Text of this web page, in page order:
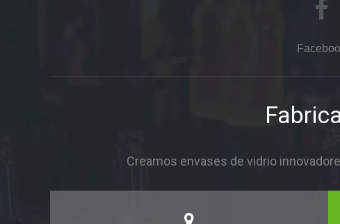
Creamos envases de vidrio